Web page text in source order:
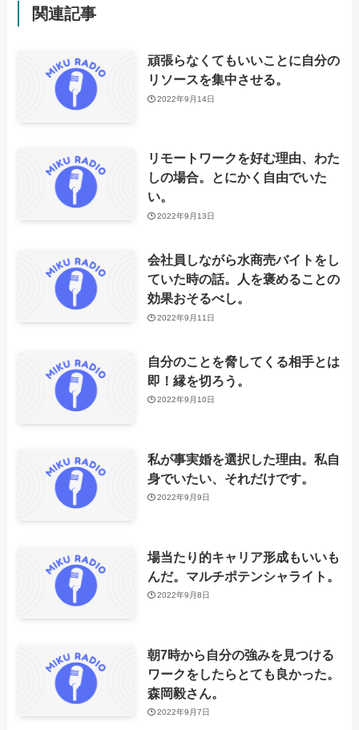
関連記事
頑張らなくてもいいことに自分の
リソースを集中させる。
2022年9月14日
リモートワークを好む理由、わた
しの場合。とにかく自由でいた
い。
2022年9月13日
会社員しながら水商売バイトをし
ていた時の話。人を褒めることの
効果おそるべし。
2022年9月11日
自分のことを脅してくる相手とは
即！縁を切ろう。
2022年9月10日
私が事実婚を選択した理由。私自
身でいたい、それだけです。
2022年9月9日
場当たり的キャリア形成もいいも
んだ。マルチポテンシャライト。
2022年9月8日
朝7時から自分の強みを見つける
ワークをしたらとても良かった。
森岡毅さん。
2022年9月7日